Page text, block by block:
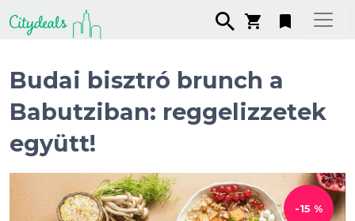
Budai bisztró brunch a
Babutziban: reggelizzetek
együtt!
-15 %